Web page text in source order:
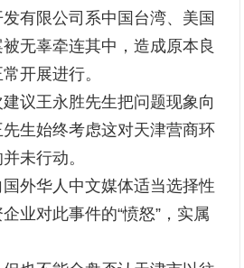
有限公司系中国台湾、美国
无辜牵连其中，造成原本良
开展进行。
议王永胜先生把问题现象向
生始终考虑这对天津营商环
未行动。
外华人中文媒体适当选择性
业对此事件的“愤怒”，实属